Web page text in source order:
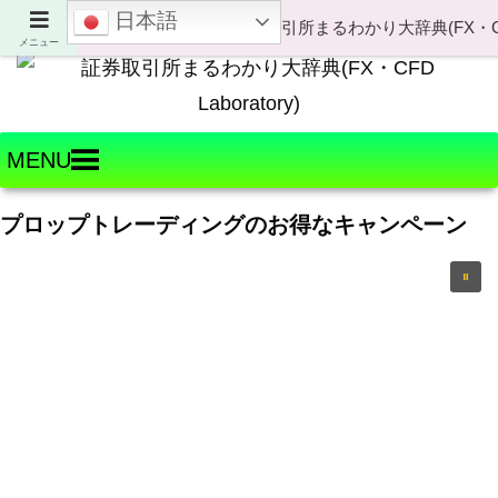
Welcome to FX・CFD Laboratory!
MENU
プロップトレーディングのお得なキャンペーン
メニュー
日本語